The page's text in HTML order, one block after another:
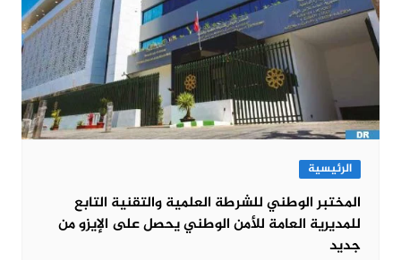
الرئيسية
المختبر الوطني للشرطة العلمية والتقنية التابع
للمديرية العامة للأمن الوطني يحصل على الإيزو من
جديد